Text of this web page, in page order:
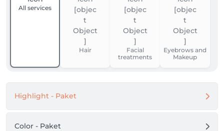
All services
Hair
Facial
treatments
Eyebrows and
Makeup
Highlight - Paket
Color - Paket